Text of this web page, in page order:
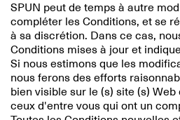
SPUN peut de temps à autre
compléter les Conditions, et se
à sa discrétion. Dans ce cas,
Conditions mises à jour et
Si nous estimons que les
nous ferons des efforts
bien visible sur le (s) site (s)
ceux d'entre vous qui ont un